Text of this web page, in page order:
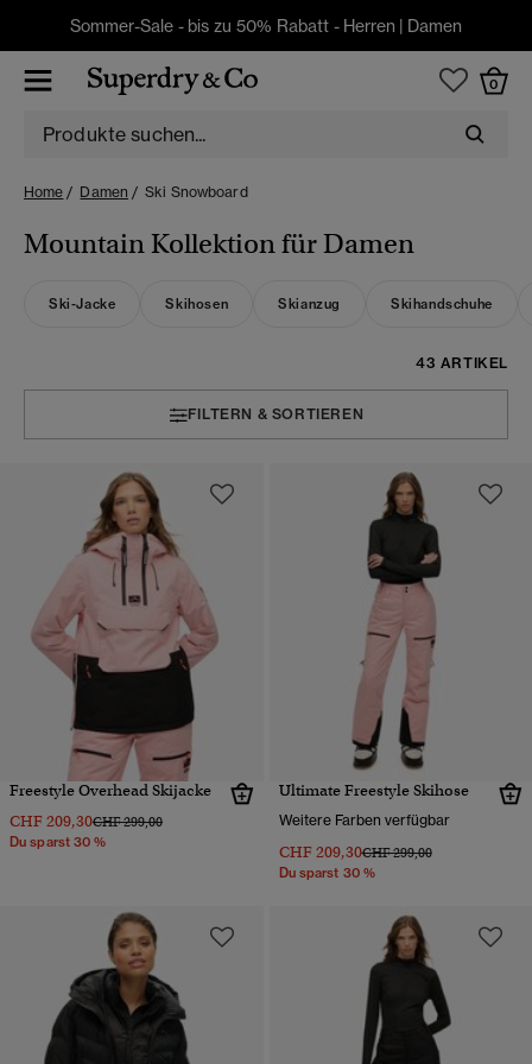
Sommer-Sale - bis zu 50% Rabatt - Herren | Damen
0
Home Damen Ski Snowboard
Mountain Kollektion für Damen
Ski-Jacke Skihosen Skianzug Skihandschuhe
43 ARTIKEL
FILTERN & SORTIEREN
Freestyle Overhead Skijacke
CHF 209,30Preis wurde reduziert von
CHF 299,00bis
Du sparst 30 %
Ultimate Freestyle Skihose
Weitere Farben verfügbar
CHF 209,30Preis wurde reduziert von
CHF 299,00bis
Du sparst 30 %